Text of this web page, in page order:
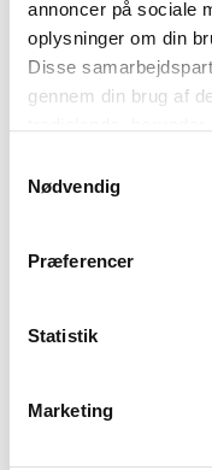
annoncer på sociale
oplysninger om din
Disse
gennem din brug af
cookie opbevares.
behandling af
Nødvendig
Præferencer
Statistik
Marketing